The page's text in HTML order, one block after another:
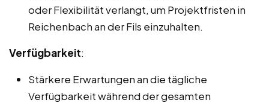
oder Flexibilität verlangt, um Projektfristen in
Reichenbach an der Fils einzuhalten.
Verfügbarkeit:
Stärkere Erwartungen an die tägliche
Verfügbarkeit während der gesamten